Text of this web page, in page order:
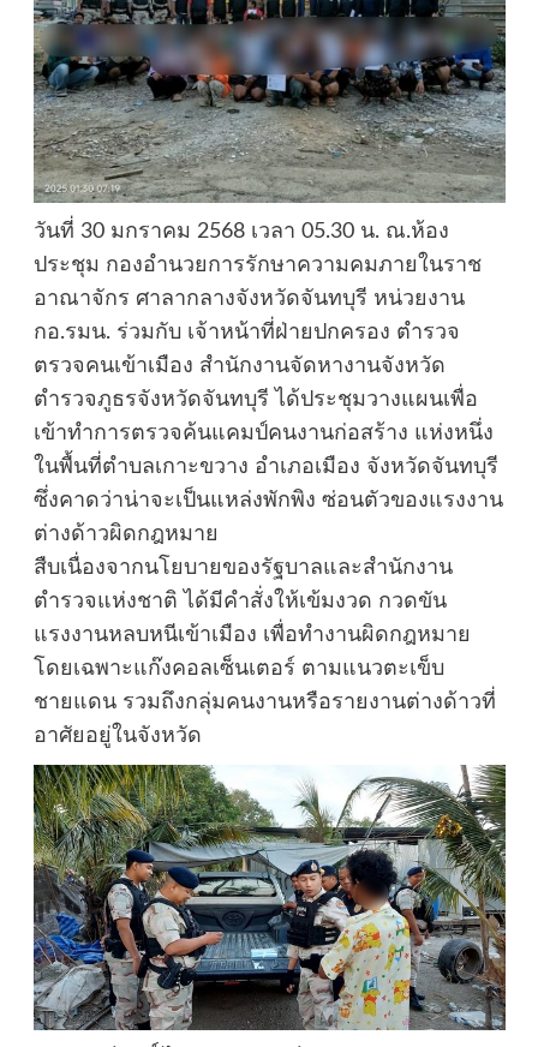
วันที่ 30 มกราคม 2568 เวลา 05.30 น. ณ.ห้อง
ประชุม กองอำนวยการรักษาความคมภายในราช
อาณาจักร ศาลากลางจังหวัดจันทบุรี หน่วยงาน
กอ.รมน. ร่วมกับ เจ้าหน้าที่ฝ่ายปกครอง ตำรวจ
ตรวจคนเข้าเมือง สำนักงานจัดหางานจังหวัด
ตำรวจภูธรจังหวัดจันทบุรี ได้ประชุมวางแผนเพื่อ
เข้าทำการตรวจค้นแคมป์คนงานก่อสร้าง แห่งหนึ่ง
ในพื้นที่ตำบลเกาะขวาง อำเภอเมือง จังหวัดจันทบุรี
ซึ่งคาดว่าน่าจะเป็นแหล่งพักพิง ซ่อนตัวของแรงงาน
ต่างด้าวผิดกฎหมาย
สืบเนื่องจากนโยบายของรัฐบาลและสำนักงาน
ตำรวจแห่งชาติ ได้มีคำสั่งให้เข้มงวด กวดขัน
แรงงานหลบหนีเข้าเมือง เพื่อทำงานผิดกฎหมาย
โดยเฉพาะแก๊งคอลเซ็นเตอร์ ตามแนวตะเข็บ
ชายแดน รวมถึงกลุ่มคนงานหรือรายงานต่างด้าวที่
อาศัยอยู่ในจังหวัด